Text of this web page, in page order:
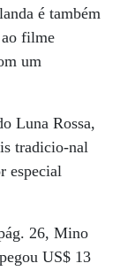
é também
ao filme
um
Luna Rossa,
tradicio-nal
especial
26, Mino
US$ 13